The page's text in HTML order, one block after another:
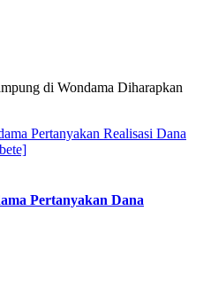
di Wondama Diharapkan
Pertanyakan Dana